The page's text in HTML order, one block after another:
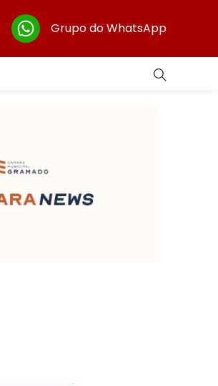
Grupo do WhatsApp